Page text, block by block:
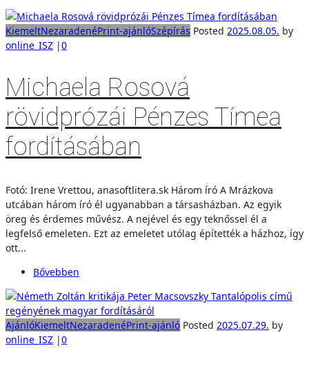
KiemeltNezaradenéPrint-ajánlóSzépírás Posted 2025.08.05. by
online_ISZ |0
Michaela Rosová
rövidprózái Pénzes Tímea
fordításában
Fotó: Irene Vrettou, anasoftlitera.sk Három író A Mrázkova
utcában három író él ugyanabban a társasházban. Az egyik
öreg és érdemes művész. A nejével és egy teknőssel él a
legfelső emeleten. Ezt az emeletet utólag építették a házhoz, így
ott...
Bővebben
AjánlóKiemeltNezaradenéPrint-ajánló Posted 2025.07.29. by
online_ISZ |0